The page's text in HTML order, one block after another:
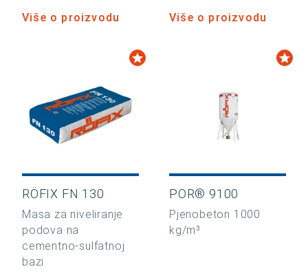
Više o proizvodu Više o proizvodu
RÖFIX FN 130
Masa za niveliranje
podova na
cementno-sulfatnoj
bazi
POR® 9100
Pjenobeton 1000
kg/m³